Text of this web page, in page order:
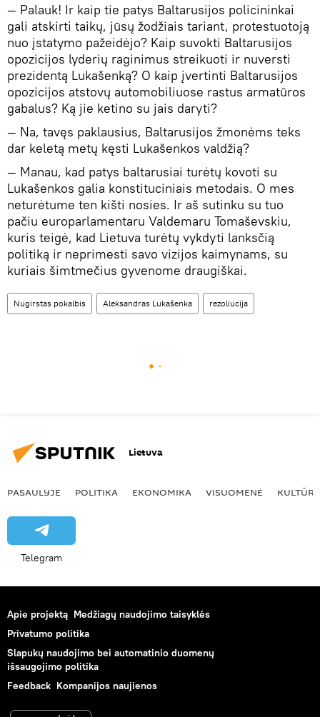
— Palauk! Ir kaip tie patys Baltarusijos policininkai
gali atskirti taikų, jūsų žodžiais tariant, protestuotoją
nuo įstatymo pažeidėjo? Kaip suvokti Baltarusijos
opozicijos lyderių raginimus streikuoti ir nuversti
prezidentą Lukašenką? O kaip įvertinti Baltarusijos
opozicijos atstovų automobiliuose rastus armatūros
gabalus? Ką jie ketino su jais daryti?
— Na, tavęs paklausius, Baltarusijos žmonėms teks
dar keletą metų kęsti Lukašenkos valdžią?
— Manau, kad patys baltarusiai turėtų kovoti su
Lukašenkos galia konstituciniais metodais. O mes
neturėtume ten kišti nosies. Ir aš sutinku su tuo
pačiu europarlamentaru Valdemaru Tomaševskiu,
kuris teigė, kad Lietuva turėtų vykdyti lanksčią
politiką ir neprimesti savo vizijos kaimynams, su
kuriais šimtmečius gyvenome draugiškai.
Nugirstas pokalbis Aleksandras Lukašenka rezoliucija
Lietuva
PASAULYJE POLITIKA EKONOMIKA VISUOMENĖ KULTŪRA
Telegram
Apie projektą Medžiagų naudojimo taisyklės
Privatumo politika
Slapukų naudojimo bei automatinio duomenų
išsaugojimo politika
Feedback Kompanijos naujienos